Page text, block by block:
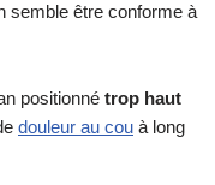
semble être conforme à
positionné trop haut
douleur au cou à long